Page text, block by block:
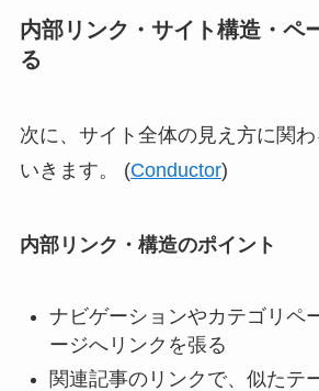
内部リンク・サイト構造・ペ
る
次に、サイト全体の見え方に関
いきます。 (Conductor)
内部リンク・構造のポイント
ナビゲーションやカテゴリペ
ージへリンクを張る
関連記事のリンクで、似たテ